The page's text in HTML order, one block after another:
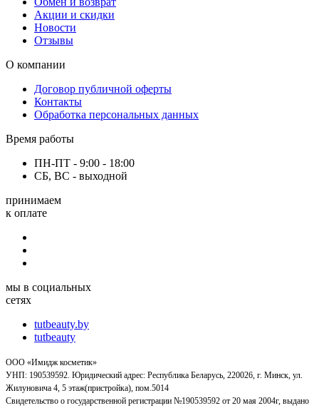
Акции и скидки
Новости
Отзывы
О компании
Договор публичной оферты
Контакты
Обработка персональных данных
Время работы
ПН-ПТ - 9:00 - 18:00
СБ, ВС - выходной
принимаем
к оплате
мы в социальных
сетях
tutbeauty.by
tutbeauty
ООО «Имидж косметик»
УНП: 190539592. Юридический адрес: Республика Беларусь, 220026, г. Минск, ул.
Жилуновича 4, 5 этаж(пристройка), пом.5014
Свидетельство о государственной регистрации №190539592 от 20 мая 2004г, выдано